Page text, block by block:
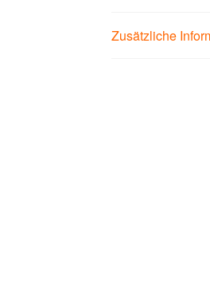
Zusätzliche